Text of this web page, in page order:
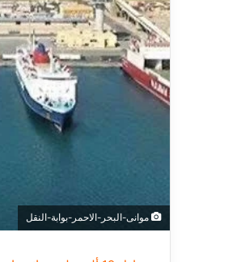
ا
إ
ل
ك
ت
ر
و
موانى-البحر-الاحمر-بوابة-النقل